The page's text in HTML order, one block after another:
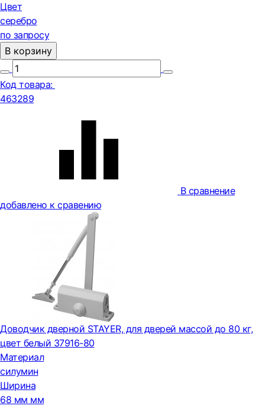
Цвет
серебро
по запросу
В корзину
Код товара:
463289
В сравнение
добавлено к сравению
Доводчик дверной STAYER, для дверей массой до 80 кг,
цвет белый 37916-80
Материал
силумин
Ширина
68 мм мм